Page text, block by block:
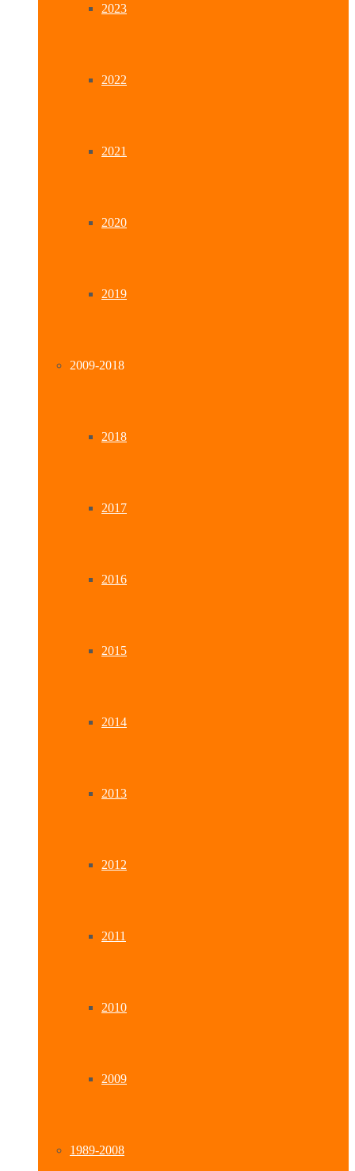
2023
2022
2021
2020
2019
2009-2018
2018
2017
2016
2015
2014
2013
2012
2011
2010
2009
1989-2008